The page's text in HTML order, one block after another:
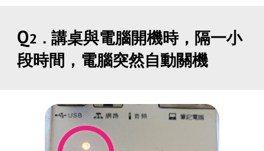
Q2．講桌與電腦開機時，隔一小
段時間，電腦突然自動關機